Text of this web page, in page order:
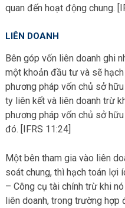
quan đến hoạt động chung.
LIÊN DOANH
Bên góp vốn liên doanh ghi
một khoản đầu tư và sẽ
phương pháp vốn chủ sở
ty liên kết và liên doanh trừ
phương pháp vốn chủ sở
đó. [IFRS 11:24]
Một bên tham gia vào liên
soát chung, thì hạch toán lợi
– Công cụ tài chính trừ khi
liên doanh, trong trường hợp